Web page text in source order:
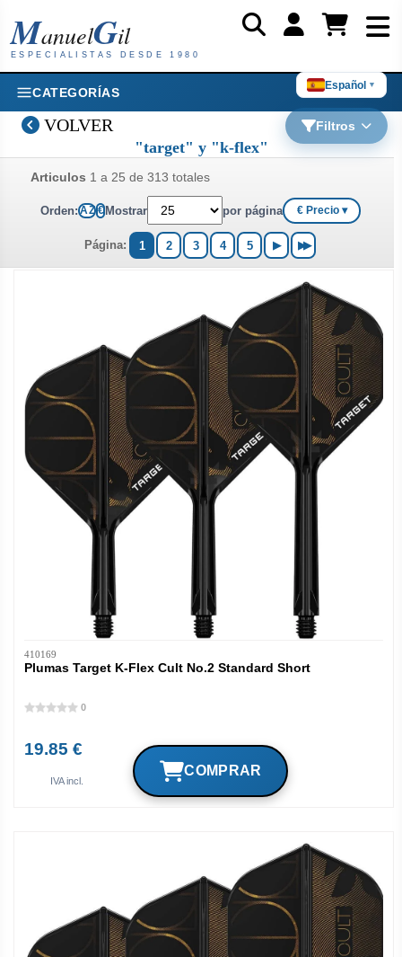
Español ▼
ManuelGil
ESPECIALISTAS DESDE 1980
CATEGORÍAS
VOLVER Filtros
"target" y "k-flex"
Articulos 1 a 25 de 313 totales
Orden:A Z € Mostrar por página € Precio ▾
Página: 1 2 3 4 5 ▶ ▶▶
410169
Plumas Target K-Flex Cult No.2 Standard Short
0
19.85 €
IVA incl.